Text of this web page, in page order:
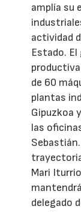
amplía su
actividad
Estado. El
de 60
plantas
Gipuzkoa
las
Mari
delegado